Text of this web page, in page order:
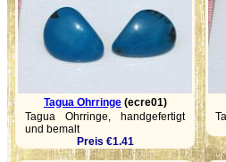
Tagua Ohrringe(ecre01)
Tagua Ohrringe, handgefertigt
und bemalt
Preis €1.41